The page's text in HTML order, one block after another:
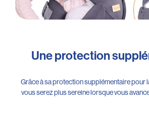
Une protection
Grâce à sa protection supplémentaire pour
vous serez plus sereine lorsque vous